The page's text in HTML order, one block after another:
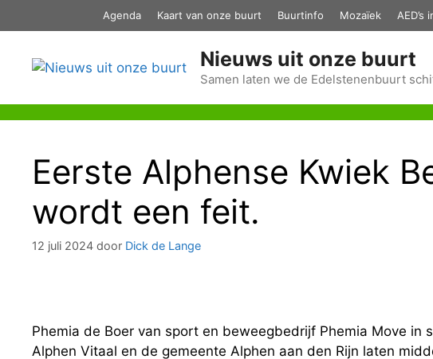
naar
inhoud
Agenda Kaart van onze buurt Buurtinfo Mozaïek AED’s
Nieuws uit onze buurt
Samen laten we de Edelstenenbuurt
Eerste Alphense Kwiek
wordt een feit.
12 juli 2024 door Dick de Lange
Phemia de Boer van sport en beweegbedrijf Phemia Move in
Alphen Vitaal en de gemeente Alphen aan den Rijn laten